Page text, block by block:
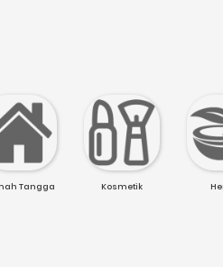
Tangga Kosmetik